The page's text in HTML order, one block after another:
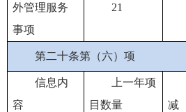
外管理服务
事项
21
第二十条第（六）项
信息内
容
上一年项
目数量
减